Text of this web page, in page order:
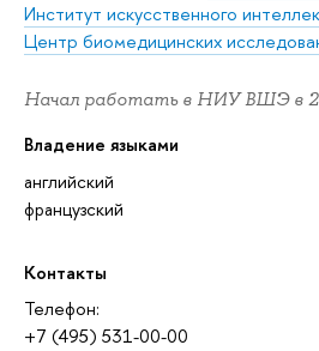
Институт искусственного
Центр биомедицинских
Начал работать в НИУ ВШЭ в
Владение языками
английский
французский
Контакты
Телефон:
+7 (495) 531-00-00